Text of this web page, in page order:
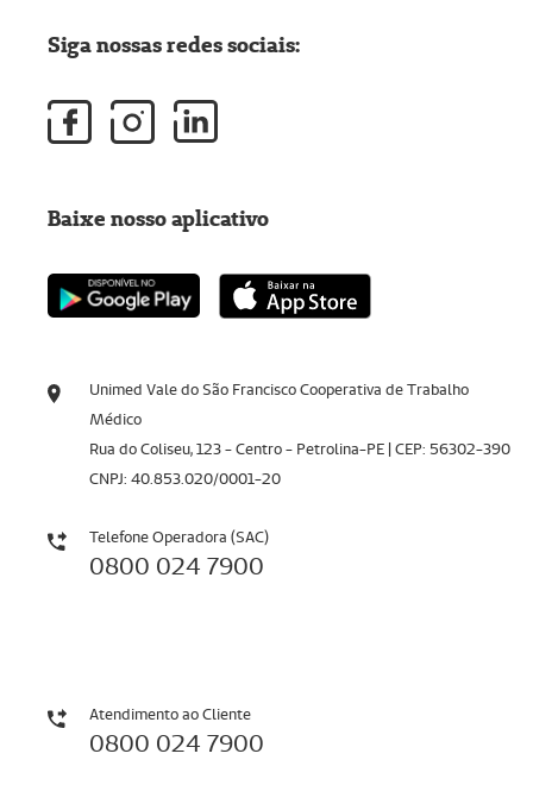
Unimed Vale do São Francisco Cooperativa de Trabalho
Médico
Rua do Coliseu, 123 - Centro - Petrolina-PE | CEP: 56302-390
CNPJ: 40.853.020/0001-20
Telefone Operadora (SAC)
0800 024 7900
Atendimento ao Cliente
0800 024 7900
Siga nossas redes sociais:
Baixe nosso aplicativo